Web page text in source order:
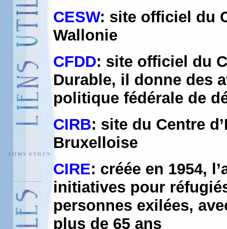
CESW: site officiel du
Wallonie
CFDD: site officiel du
Durable, il donne des
politique fédérale de
CIRB: site du Centre
Bruxelloise
CIRE: créée en 1954,
initiatives pour
personnes exilées,
plus de 65 ans